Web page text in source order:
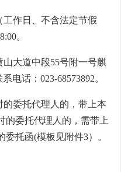
工作日、不含法定节假
。
大道中段55号附一号麒
电话：023-68573892。
委托代理人的，带上本
的委托代理人的，需带上
托函(模板见附件3）。